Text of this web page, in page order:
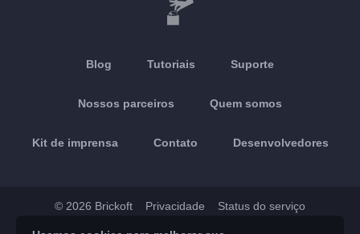
Blog Tutoriais Suporte
Nossos parceiros Quem somos
Kit de imprensa Contato Desenvolvedores
© 2026 Brickoft Privacidade Status do serviço